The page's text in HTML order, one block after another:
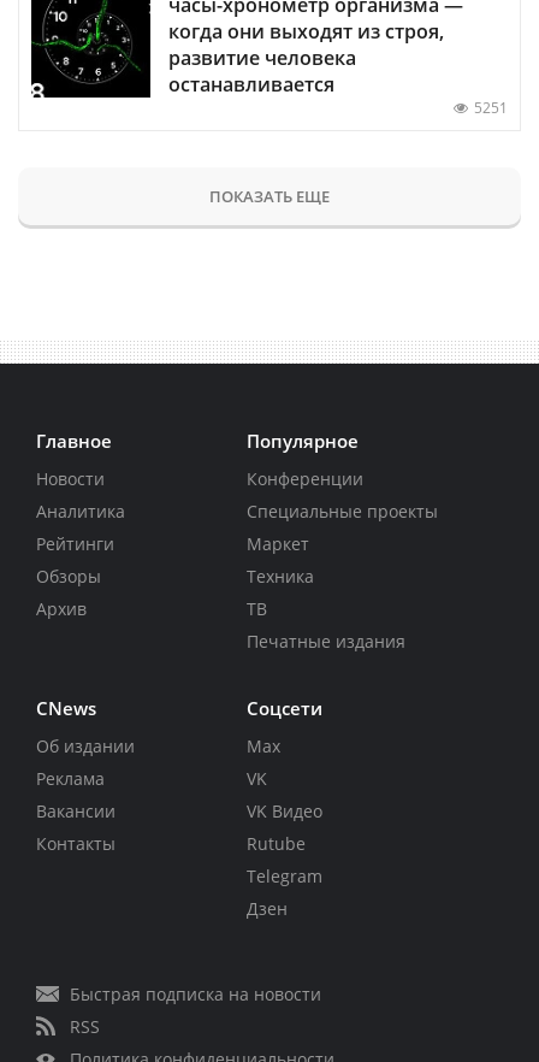
когда они выходят из строя,
развитие человека
останавливается
5251
ПОКАЗАТЬ ЕЩЕ
Главное
Новости
Аналитика
Рейтинги
Обзоры
Архив
Популярное
Конференции
Специальные проекты
Маркет
Техника
ТВ
Печатные издания
CNews
Об издании
Реклама
Вакансии
Контакты
Соцсети
Max
VK
VK Видео
Rutube
Telegram
Дзен
Быстрая подписка на новости
RSS